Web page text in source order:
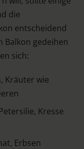
die
entscheidend
Balkon gedeihen
sich:
Kräuter wie
Kresse
Erbsen